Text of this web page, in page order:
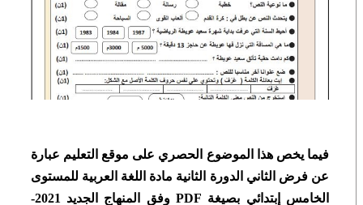
فيما يخص هذا الموضوع الحصري على موقع التعليم عبارة
عنفرض الثاني الدورة الثانية مادة اللغة العربية للمستوى
الخامس إبتدائي بصيغة PDF وفق المنهاج الجديد 2021-